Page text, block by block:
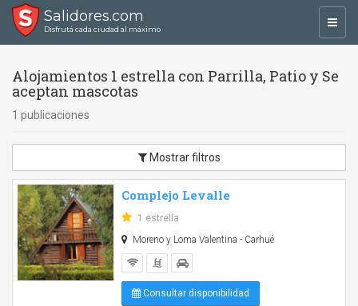
Salidores.com
Disfrutá cada ciudad al máximo
Alojamientos 1 estrella con Parrilla, Patio y Se
aceptan mascotas
1 publicaciones
Mostrar filtros
Complejo Levalle
1 estrella
Moreno y Loma Valentina - Carhué
Consultar disponibilidad